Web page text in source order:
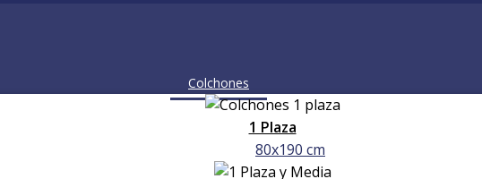
Colchones
1 Plaza
80x190 cm